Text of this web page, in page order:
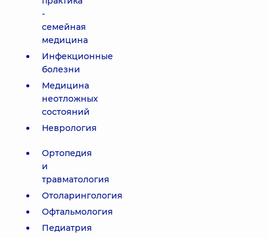
-
семейная
медицина
Инфекционные
болезни
Медицина
неотложных
состояний
Неврология
Ортопедия
и
травматология
Отоларингология
Офтальмология
Педиатрия